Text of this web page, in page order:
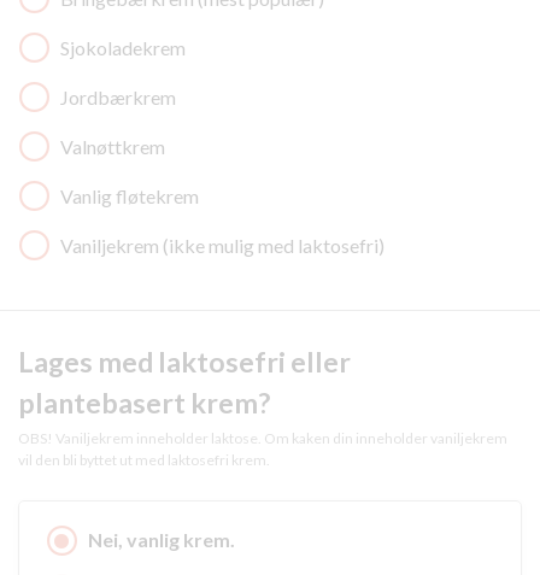
Sjokoladekrem
Jordbærkrem
Valnøttkrem
Vanlig fløtekrem
Vaniljekrem (ikke mulig med laktosefri)
Lages med laktosefri eller
plantebasert krem?
OBS! Vaniljekrem inneholder laktose. Om kaken din inneholder vaniljekrem
vil den bli byttet ut med laktosefri krem.
Nei, vanlig krem.